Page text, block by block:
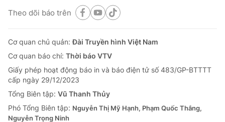
Theo dõi báo trên
Cơ quan chủ quản:Đài Truyền hình Việt Nam
Cơ quan báo chí: Thời báo VTV
Giấy phép hoạt động báo in và báo điện tử số 483/GP-BTTTT
cấp ngày 29/12/2023
Tổng Biên tập: Vũ Thanh Thủy
Phó Tổng Biên tập: Nguyễn Thị Mỹ Hạnh, Phạm Quốc Thắng,
Nguyễn Trọng Ninh